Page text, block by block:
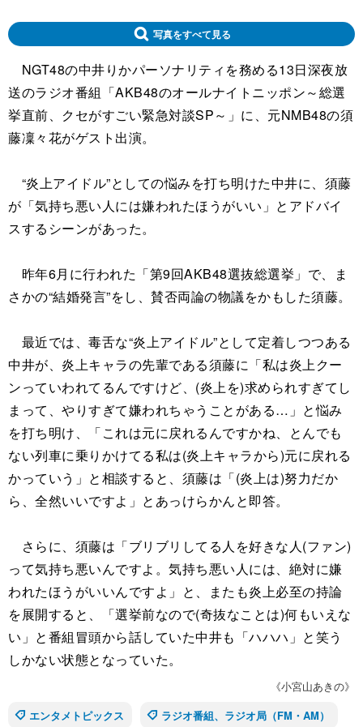
写真をすべて見る
NGT48の中井りかパーソナリティを務める13日深夜放
送のラジオ番組「AKB48のオールナイトニッポン～総選
挙直前、クセがすごい緊急対談SP～」に、元NMB48の須
藤凜々花がゲスト出演。
“炎上アイドル”としての悩みを打ち明けた中井に、須藤
が「気持ち悪い人には嫌われたほうがいい」とアドバイ
スするシーンがあった。
昨年6月に行われた「第9回AKB48選抜総選挙」で、ま
さかの“結婚発言”をし、賛否両論の物議をかもした須藤。
最近では、毒舌な“炎上アイドル”として定着しつつある
中井が、炎上キャラの先輩である須藤に「私は炎上クー
ンっていわれてるんですけど、(炎上を)求められすぎてし
まって、やりすぎて嫌われちゃうことがある…」と悩み
を打ち明け、「これは元に戻れるんですかね、とんでも
ない列車に乗りかけてる私は(炎上キャラから)元に戻れる
かっていう」と相談すると、須藤は「(炎上は)努力だか
ら、全然いいですよ」とあっけらかんと即答。
さらに、須藤は「ブリブリしてる人を好きな人(ファン)
って気持ち悪いんですよ。気持ち悪い人には、絶対に嫌
われたほうがいいんですよ」と、またも炎上必至の持論
を展開すると、「選挙前なので(奇抜なことは)何もいえな
い」と番組冒頭から話していた中井も「ハハハ」と笑う
しかない状態となっていた。
《小宮山あきの》
エンタメトピックス
ラジオ番組、ラジオ局（FM・AM）